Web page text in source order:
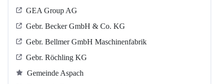
GEA Group AG
Gebr. Becker GmbH & Co. KG
Gebr. Bellmer GmbH Maschinenfabrik
Gebr. Röchling KG
Gemeinde Aspach